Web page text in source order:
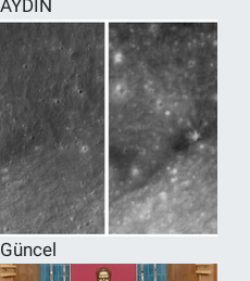
AYDIN
Güncel
SPOR
RESMİ İLANLAR